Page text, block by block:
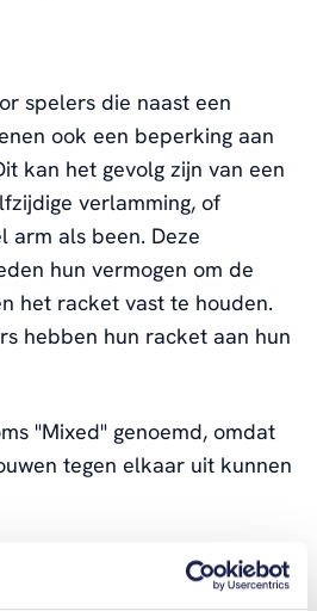
spelers die naast een
ook een beperking aan
kan het gevolg zijn van een
verlamming, of
arm als been. Deze
hun vermogen om de
het racket vast te houden.
hebben hun racket aan hun
"Mixed" genoemd, omdat
tegen elkaar uit kunnen